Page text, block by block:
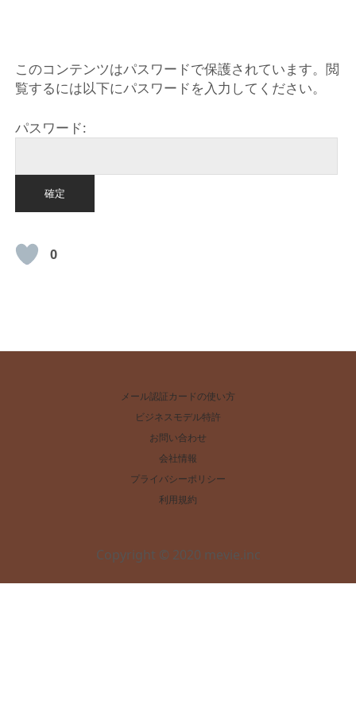
このコンテンツはパスワードで保護されています。閲
覧するには以下にパスワードを入力してください。
パスワード:
0
メール認証カードの使い方
ビジネスモデル特許
お問い合わせ
会社情報
プライバシーポリシー
利用規約
Copyright © 2020 mevie.inc